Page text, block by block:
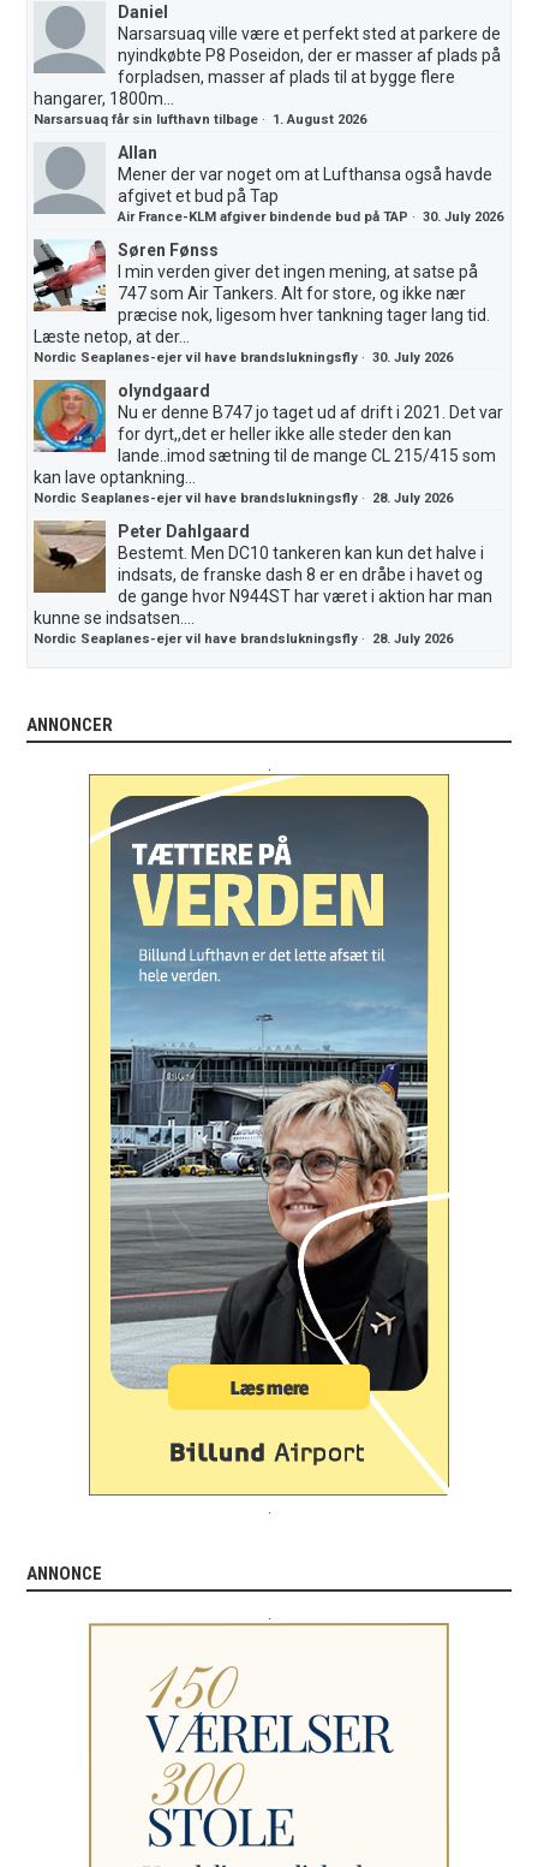
Daniel
Narsarsuaq ville være et perfekt sted at parkere de
nyindkøbte P8 Poseidon, der er masser af plads på
forpladsen, masser af plads til at bygge flere
hangarer, 1800m...
Narsarsuaq får sin lufthavn tilbage · 1. August 2026
Allan
Mener der var noget om at Lufthansa også havde
afgivet et bud på Tap
Air France-KLM afgiver bindende bud på TAP ·30. July 2026
Søren Fønss
I min verden giver det ingen mening, at satse på
747 som Air Tankers. Alt for store, og ikke nær
præcise nok, ligesom hver tankning tager lang tid.
Læste netop, at der...
Nordic Seaplanes-ejer vil have brandslukningsfly ·30. July 2026
olyndgaard
Nu er denne B747 jo taget ud af drift i 2021. Det var
for dyrt,,det er heller ikke alle steder den kan
lande..imod sætning til de mange CL 215/415 som
kan lave optankning...
Nordic Seaplanes-ejer vil have brandslukningsfly · 28. July 2026
Peter Dahlgaard
Bestemt. Men DC10 tankeren kan kun det halve i
indsats, de franske dash 8 er en dråbe i havet og
de gange hvor N944ST har været i aktion har man
kunne se indsatsen....
Nordic Seaplanes-ejer vil have brandslukningsfly · 28. July 2026
ANNONCER
ANNONCE